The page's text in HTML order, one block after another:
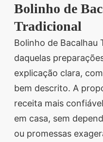
Bolinho de
Tradicional
Bolinho de Bacalhau
daquelas
explicação clara,
bem descrito. A
receita mais
em casa, sem
ou promessas